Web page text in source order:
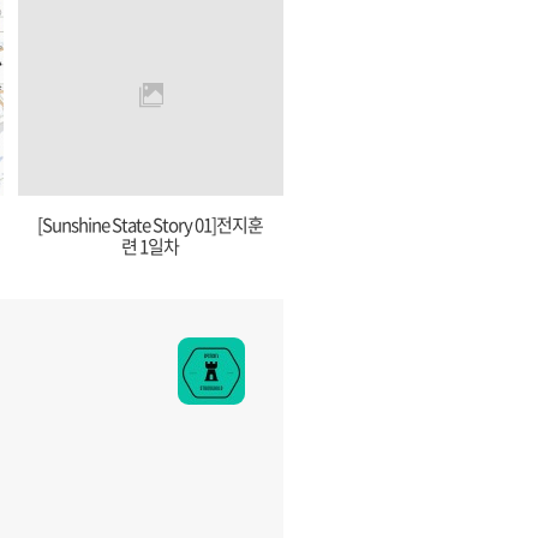
[Sunshine State Story 01]전지훈
련 1일차